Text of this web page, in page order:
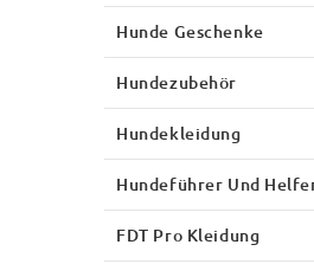
Hunde Geschenke
Hundezubehör
Hundekleidung
Hundeführer Und
FDT Pro Kleidung